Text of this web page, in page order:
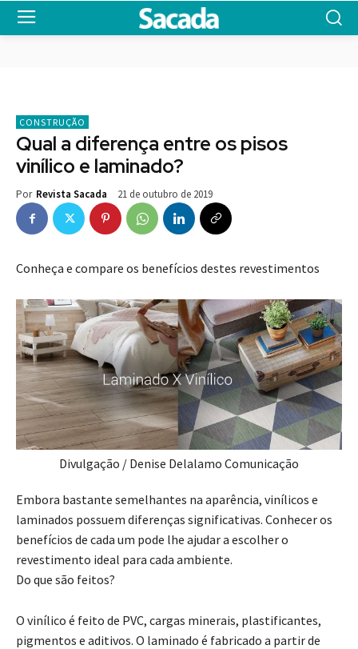
CONSTRUÇÃO
Qual a diferença entre os pisos
vinílico e laminado?
Por Revista Sacada 21 de outubro de 2019
Conheça e compare os benefícios destes revestimentos
Divulgação / Denise Delalamo Comunicação
Embora bastante semelhantes na aparência, vinílicos e
laminados possuem diferenças significativas. Conhecer os
benefícios de cada um pode lhe ajudar a escolher o
revestimento ideal para cada ambiente.
Do que são feitos?
O vinílico é feito de PVC, cargas minerais, plastificantes,
pigmentos e aditivos. O laminado é fabricado a partir de